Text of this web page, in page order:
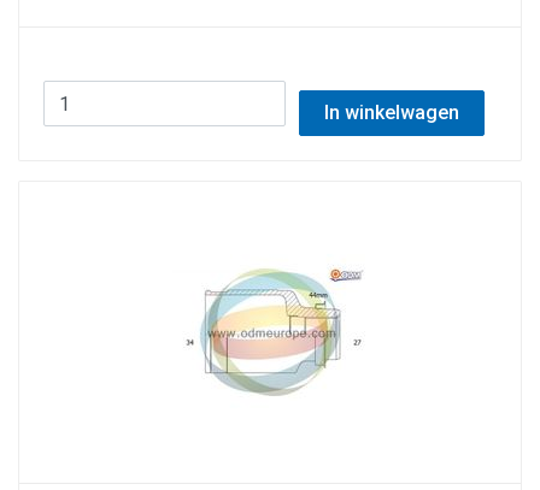
In winkelwagen